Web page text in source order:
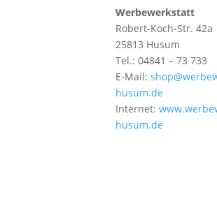
Werbewerkstatt
Robert-Koch-Str. 42a
25813 Husum
Tel.: 04841 – 73 733
E-Mail:
husum.de
Internet:
husum.de